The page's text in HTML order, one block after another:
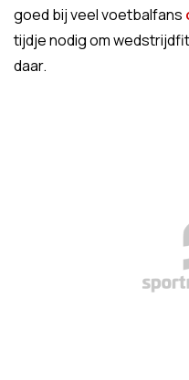
goed bij veel voetbalfans
tijdje nodig om
daar.